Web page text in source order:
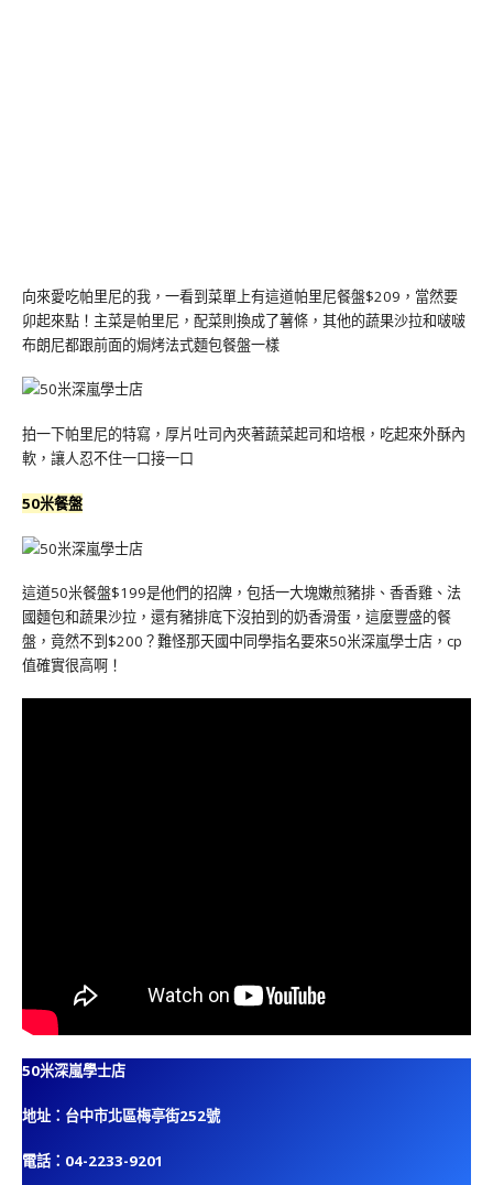
向來愛吃帕里尼的我，一看到菜單上有這道帕里尼餐盤$209，當然要
卯起來點！主菜是帕里尼，配菜則換成了薯條，其他的蔬果沙拉和啵啵
布朗尼都跟前面的焗烤法式麵包餐盤一樣
拍一下帕里尼的特寫，厚片吐司內夾著蔬菜起司和培根，吃起來外酥內
軟，讓人忍不住一口接一口
50米餐盤
這道50米餐盤$199是他們的招牌，包括一大塊嫩煎豬排、香香雞、法
國麵包和蔬果沙拉，還有豬排底下沒拍到的奶香滑蛋，這麼豐盛的餐
盤，竟然不到$200？難怪那天國中同學指名要來50米深嵐學士店，cp
值確實很高啊！
50米深嵐學士店
地址：台中市北區梅亭街252號
電話：04-2233-9201